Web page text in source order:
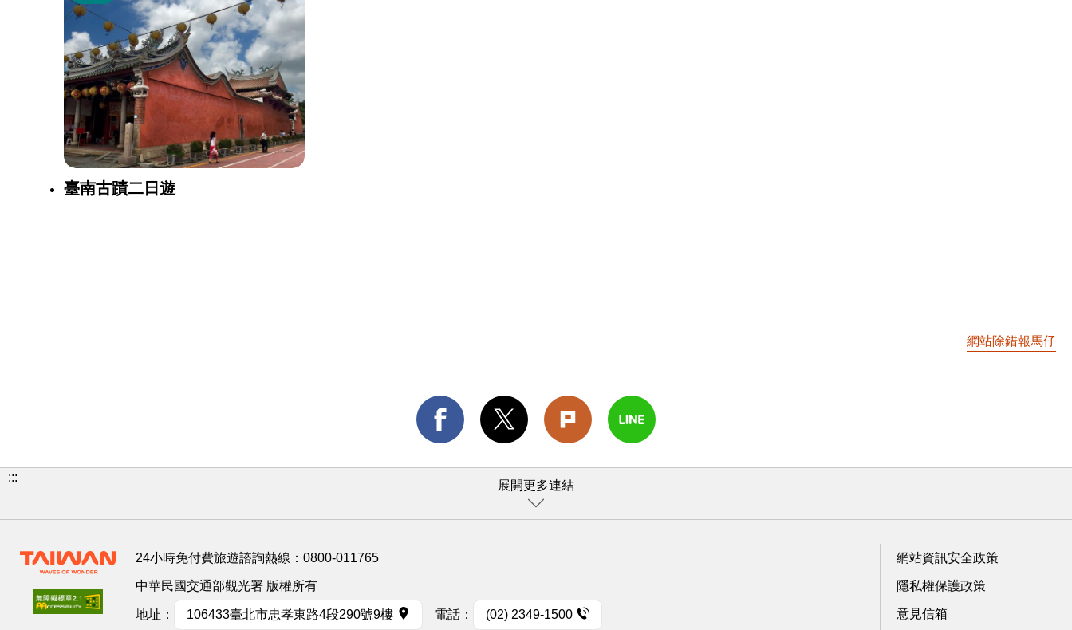
臺南古蹟二日遊
網站除錯報馬仔
:::
展開更多連結
24小時免付費旅遊諮詢熱線： 0800-011765
中華民國交通部觀光署 版權所有
地址： 106433臺北市忠孝東路4段290號9樓 電話： (02) 2349-1500
網站資訊安全政策
隱私權保護政策
意見信箱